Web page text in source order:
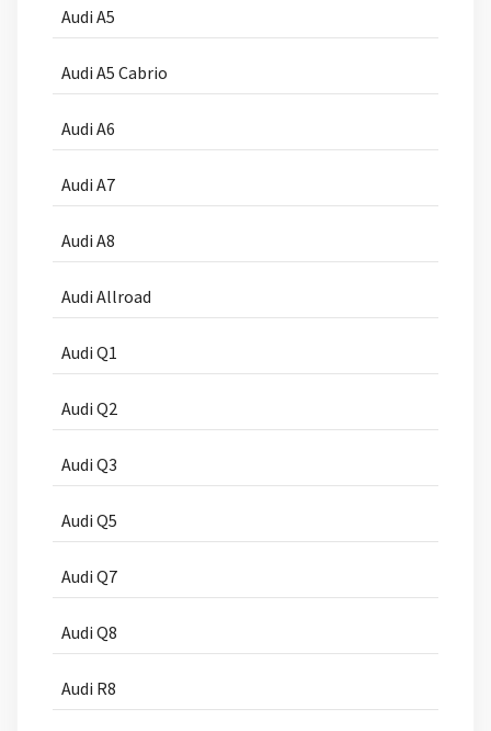
Audi A5
Audi A5 Cabrio
Audi A6
Audi A7
Audi A8
Audi Allroad
Audi Q1
Audi Q2
Audi Q3
Audi Q5
Audi Q7
Audi Q8
Audi R8